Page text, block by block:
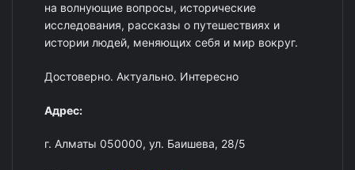
на волнующие вопросы, исторические
исследования, рассказы о путешествиях и
истории людей, меняющих себя и мир вокруг.
Достоверно. Актуально. Интересно
Адрес:
г. Алматы 050000, ул. Баишева, 28/5